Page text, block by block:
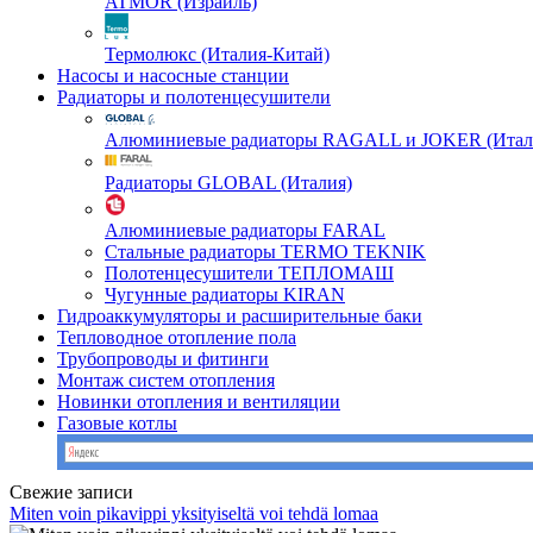
Термолюкс (Италия-Китай)
Насосы и насосные станции
Радиаторы и полотенцесушители
Алюминиевые радиаторы RAGALL и JOKER
Радиаторы GLOBAL (Италия)
Алюминиевые радиаторы FARAL
Стальные радиаторы TERMO TEKNIK
Полотенцесушители ТЕПЛОМАШ
Чугунные радиаторы KIRAN
Гидроаккумуляторы и расширительные баки
Тепловодное отопление пола
Трубопроводы и фитинги
Монтаж систем отопления
Новинки отопления и вентиляции
Газовые котлы
Свежие записи
Miten voin pikavippi yksityiseltä voi tehdä lomaa